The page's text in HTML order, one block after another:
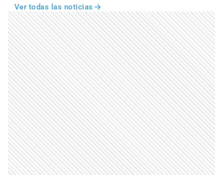
Ver todas las noticias